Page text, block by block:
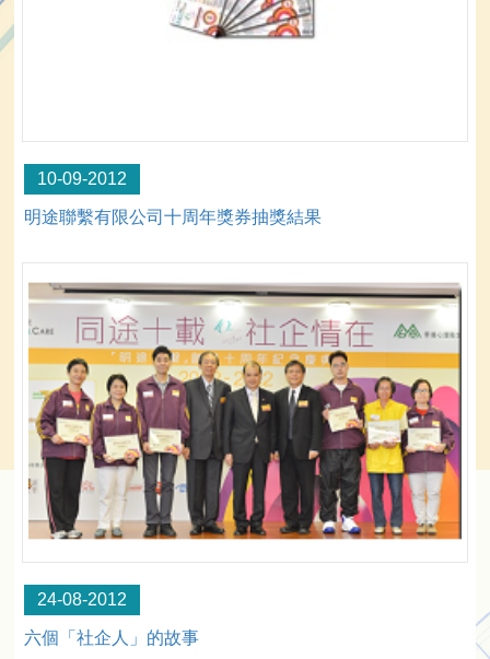
10-09-2012
明途聯繫有限公司十周年獎券抽獎結果
24-08-2012
六個「社企人」的故事